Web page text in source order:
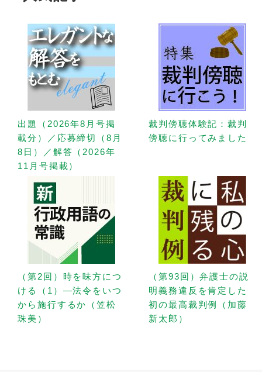
出題（2026年8月号掲
載分）／応募締切（8月
8日）／解答（2026年
11月号掲載）
裁判傍聴体験記：裁判
傍聴に行ってみました
（第2回）時を味方につ
ける（1）—法令をいつ
から施行するか（笠松
珠美）
（第93回）弁護士の説
明義務違反を肯定した
初の最高裁判例（加藤
新太郎）